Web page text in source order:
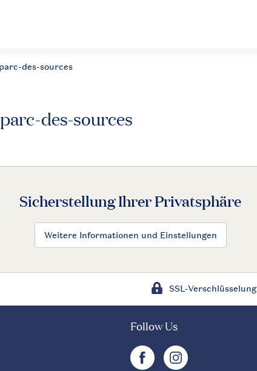
des-sources
des-sources
Sicherstellung Ihrer Privatsphäre
Weitere Informationen und Einstellungen
SSL-Verschlüsselung
Follow Us
facebookinstagram